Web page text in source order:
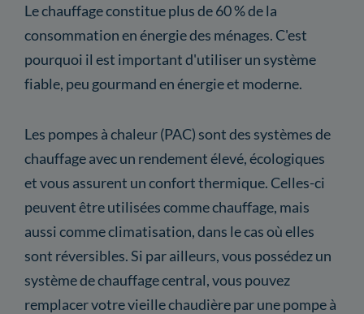
Le chauffage constitue plus de 60 % de la
consommation en énergie des ménages. C'est
pourquoi il est important d'utiliser un système
fiable, peu gourmand en énergie et moderne.
Les pompes à chaleur (PAC) sont des systèmes de
chauffage avec un rendement élevé, écologiques
et vous assurent un confort thermique. Celles-ci
peuvent être utilisées comme chauffage, mais
aussi comme climatisation, dans le cas où elles
sont réversibles. Si par ailleurs, vous possédez un
système de chauffage central, vous pouvez
remplacer votre vieille chaudière par une pompe à